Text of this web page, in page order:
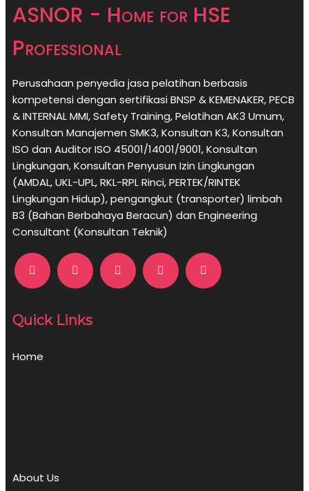
ASNOR - Home for HSE
Professional
Perusahaan penyedia jasa pelatihan berbasis
kompetensi dengan sertifikasi BNSP & KEMENAKER, PECB
& INTERNAL MMI, Safety Training, Pelatihan AK3 Umum,
Konsultan Manajemen SMK3, Konsultan K3, Konsultan
ISO dan Auditor ISO 45001/14001/9001,Konsultan
Lingkungan,Konsultan Penyusun Izin Lingkungan
(AMDAL, UKL-UPL, RKL-RPL Rinci, PERTEK/RINTEK
Lingkungan Hidup), pengangkut (transporter) limbah
B3 (Bahan Berbahaya Beracun) dan Engineering
Consultant (Konsultan Teknik)
Quick Links
Home
About Us